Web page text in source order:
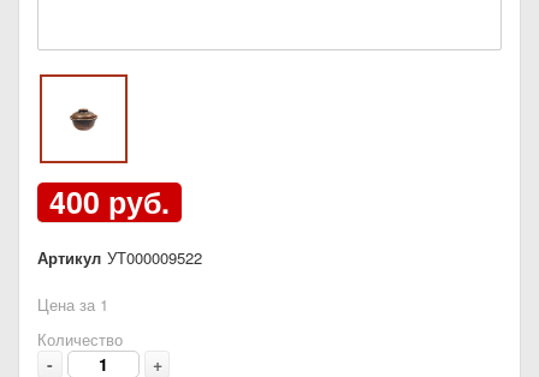
400 руб.
Артикул УТ000009522
Цена за 1
Количество
- +